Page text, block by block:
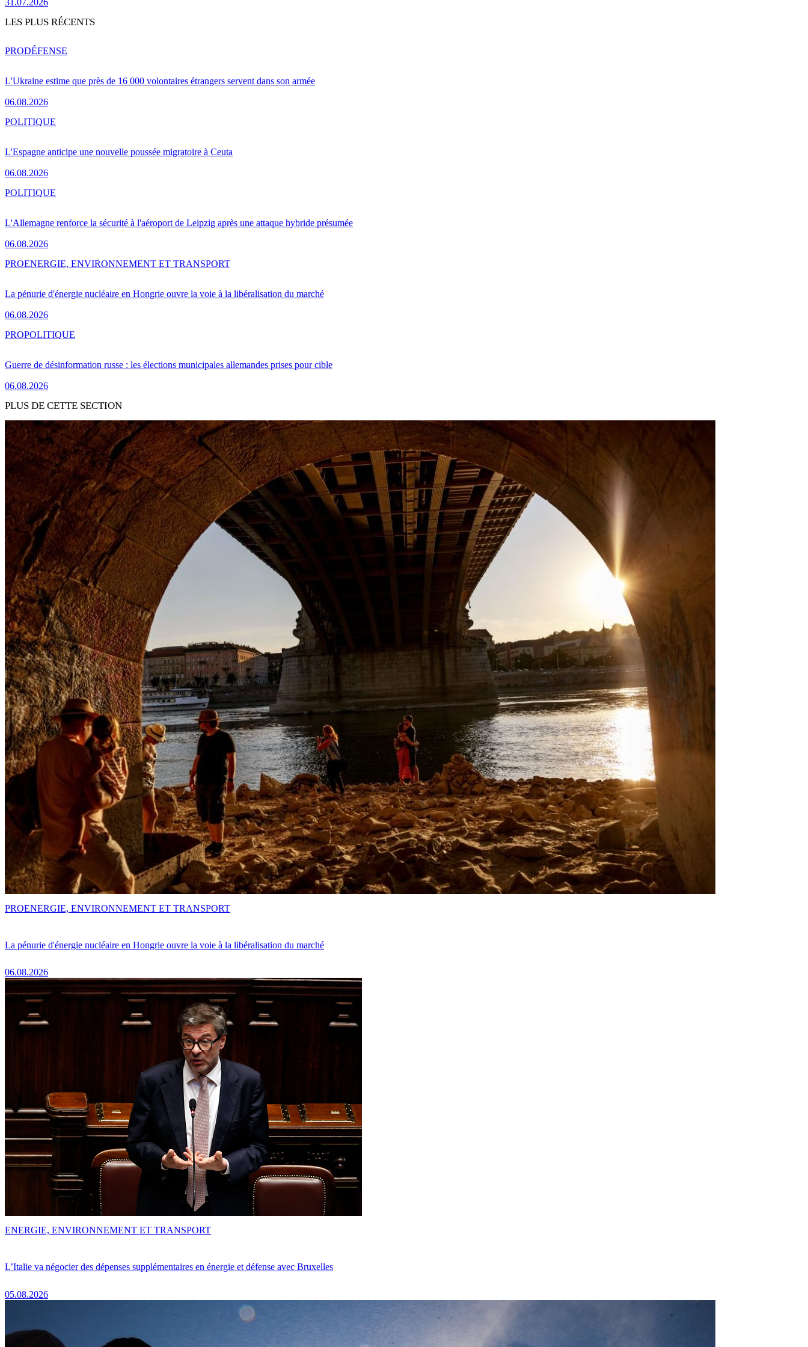
LES PLUS RÉCENTS
L'Ukraine estime que près de 16 000 volontaires étrangers servent dans son armée
06.08.2026
PRODÉFENSE
L'Espagne anticipe une nouvelle poussée migratoire à Ceuta
06.08.2026
POLITIQUE
L'Allemagne renforce la sécurité à l'aéroport de Leipzig après une attaque hybride présumée
06.08.2026
POLITIQUE
La pénurie d'énergie nucléaire en Hongrie ouvre la voie à la libéralisation du marché
06.08.2026
PROENERGIE, ENVIRONNEMENT ET TRANSPORT
Guerre de désinformation russe : les élections municipales allemandes prises pour cible
06.08.2026
PROPOLITIQUE
PLUS DE CETTE SECTION
La pénurie d'énergie nucléaire en Hongrie ouvre la voie à la libéralisation du marché
06.08.2026
PROENERGIE, ENVIRONNEMENT ET TRANSPORT
L’Italie va négocier des dépenses supplémentaires en énergie et défense avec Bruxelles
05.08.2026
ENERGIE, ENVIRONNEMENT ET TRANSPORT